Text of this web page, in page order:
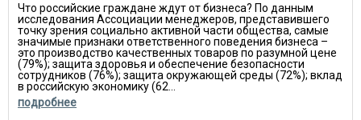
Что российские граждане ждут от бизнеса? По данным
исследования Ассоциации менеджеров, представившего
точку зрения социально активной части общества, самые
значимые признаки ответственного поведения бизнеса –
это производство качественных товаров по разумной цене
(79%); защита здоровья и обеспечение безопасности
сотрудников (76%); защита окружающей среды (72%); вклад
в российскую экономику (62...
подробнее